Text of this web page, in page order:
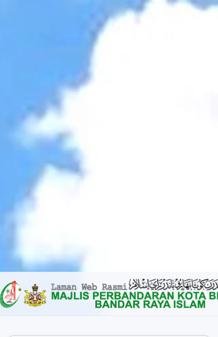
Monochrome
Dark contrast
Light contrast
Low saturation
High saturation
Highlight links
Highlight headings
Letter spacing
100